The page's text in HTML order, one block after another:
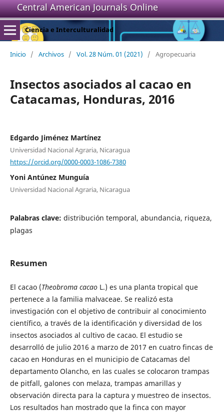
Central American Journals Online
Ciencia e Interculturalidad
Inicio / Archivos / Vol. 28 Núm. 01 (2021) / Agropecuaria
Insectos asociados al cacao en
Catacamas, Honduras, 2016
Edgardo Jiménez Martínez
Universidad Nacional Agraria, Nicaragua
https://orcid.org/0000-0003-1086-7380
Yoni Antúnez Munguía
Universidad Nacional Agraria, Nicaragua
Palabras clave: distribución temporal, abundancia, riqueza,
plagas
Resumen
El cacao (Theobroma cacaoL.) es una planta tropical que
pertenece a la familia malvaceae. Se realizó esta
investigación con el objetivo de contribuir al conocimiento
científico, a través de la identificación y diversidad de los
insectos asociados al cultivo de cacao. El estudio se
desarrolló de julio 2016 a marzo de 2017 en cuatro fincas de
cacao en Honduras en el municipio de Catacamas del
departamento Olancho, en las cuales se colocaron trampas
de pitfall, galones con melaza, trampas amarillas y
observación directa para la captura y muestreo de insectos.
Los resultados han mostrado que la finca con mayor